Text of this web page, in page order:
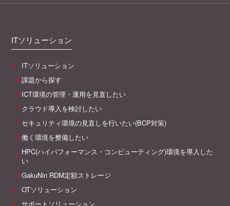
ITソリューション
ITソリューション
課題から探す
ICT環境の管理・運用を見直したい
クラウド導入を検討したい
セキュリティ環境の見直しを行いたい(BCP対策)
働く環境を整備したい
HPC(ハイパフォーマンス・コンピューティング)環境を導入した
い
GakuNin RDM定額ストレージ
OTソリューション
サポートソリューション